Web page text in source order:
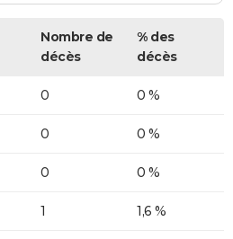
Nombre de
décès
% des
décès
0 0 %
0 0 %
0 0 %
1 1,6 %